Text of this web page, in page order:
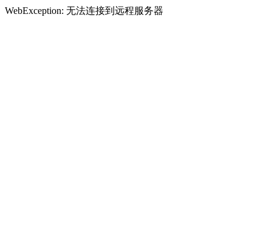
WebException: 无法连接到远程服务器